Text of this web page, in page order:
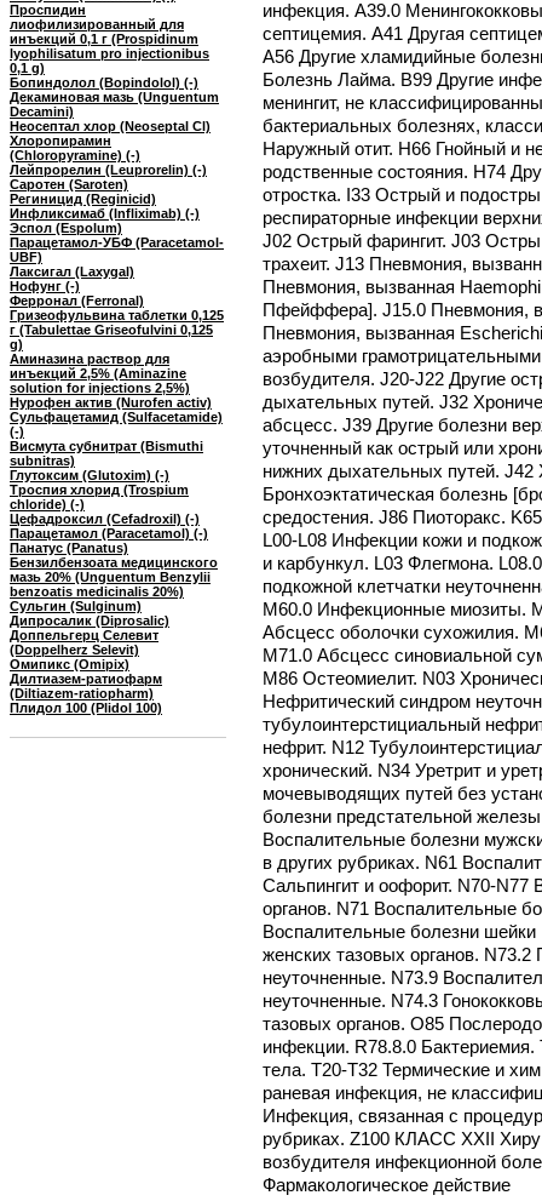
Проспидин
лиофилизированный для
инъекций 0,1 г (Prospidinum
lyophilisatum pro injectionibus
0,1 g)
Бопиндолол (Bopindolol) (-)
Декаминовая мазь (Unguentum
Decamini)
Неосептал хлор (Neoseptal Cl)
Хлоропирамин
(Chloropyramine) (-)
Лейпрорелин (Leuprorelin) (-)
Саротен (Saroten)
Региницид (Reginicid)
Инфликсимаб (Infliximab) (-)
Эспол (Espolum)
Парацетамол-УБФ (Paracetamol-
UBF)
Лаксигал (Laxygal)
Нофунг (-)
Ферронал (Ferronal)
Гризеофульвина таблетки 0,125
г (Tabulettae Griseofulvini 0,125
g)
Аминазина раствор для
инъекций 2,5% (Aminazine
solution for injections 2,5%)
Нурофен актив (Nurofen activ)
Сульфацетамид (Sulfacetamide)
(-)
Висмута субнитрат (Bismuthi
subnitras)
Глутоксим (Glutoxim) (-)
Троспия хлорид (Trospium
chloride) (-)
Цефадроксил (Cefadroxil) (-)
Парацетамол (Paracetamol) (-)
Панатус (Panatus)
Бензилбензоата медицинского
мазь 20% (Unguentum Benzylii
benzoatis medicinalis 20%)
Сульгин (Sulginum)
Дипросалик (Diprosalic)
Доппельгерц Селевит
(Doppelherz Selevit)
Омипикс (Omipix)
Дилтиазем-ратиофарм
(Diltiazem-ratiopharm)
Плидол 100 (Plidol 100)
инфекция. A39.0
септицемия. A41 Другая
A56 Другие хламидийные
Болезнь Лайма. B99 Другие
менингит, не
бактериальных болезнях,
Наружный отит. H66 Гнойный и
родственные состояния. H74
отростка. I33 Острый и
респираторные инфекции
J02 Острый фарингит. J03
трахеит. J13 Пневмония,
Пневмония, вызванная
Пфейффера]. J15.0 Пневмония,
Пневмония, вызванная
аэробными
возбудителя. J20-J22 Другие
дыхательных путей. J32
абсцесс. J39 Другие болезни
уточненный как острый или
нижних дыхательных путей. J42
Бронхоэктатическая болезнь
средостения. J86 Пиоторакс.
L00-L08 Инфекции кожи и
и карбункул. L03 Флегмона.
подкожной клетчатки
M60.0 Инфекционные миозиты.
Абсцесс оболочки сухожилия.
M71.0 Абсцесс синовиальной
M86 Остеомиелит. N03
Нефритический синдром
тубулоинтерстициальный
нефрит. N12
хронический. N34 Уретрит и
мочевыводящих путей без
болезни предстательной
Воспалительные болезни
в других рубриках. N61
Сальпингит и оофорит. N70-N77
органов. N71 Воспалительные
Воспалительные болезни шейки
женских тазовых органов.
неуточненные. N73.9
неуточненные. N74.3
тазовых органов. O85
инфекции. R78.8.0
тела. T20-T32 Термические и
раневая инфекция, не
Инфекция, связанная с
рубриках. Z100 КЛАСС XXII
возбудителя инфекционной
Фармакологическое действие